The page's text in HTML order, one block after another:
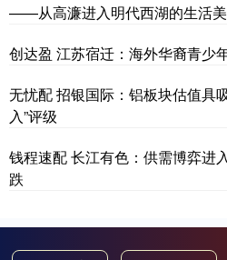
——从高濂进入明代西湖的生活美
创达盈 江苏宿迁：海外华裔青少
无忧配 招银国际：铝板块估值具
入”评级
钱程速配 长江有色：供需博弈进
跌